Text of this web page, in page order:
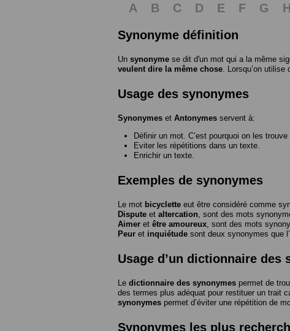
A B C D E F G H
Synonyme définition
Un synonyme se dit d'un mot qui a la même
veulent dire la même chose . Lorsqu’on utilise
Usage des synonymes
Synonymes et Antonymes servent à:
Définir un mot. C’est pourquoi on les
Eviter les répétitions dans un texte.
Enrichir un texte.
Exemples de synonymes
Le mot bicyclette eut être considéré comme
Dispute et altercation , sont des mots
Aimer et être amoureux , sont des mots
Peur et inquiétude sont deux synonymes que
Usage d’un dictionnaire des
Le dictionnaire des synonymes permet de
des termes plus adéquat pour restituer un trait
synonymes permet d’éviter une répétition de
Synonymes les plus